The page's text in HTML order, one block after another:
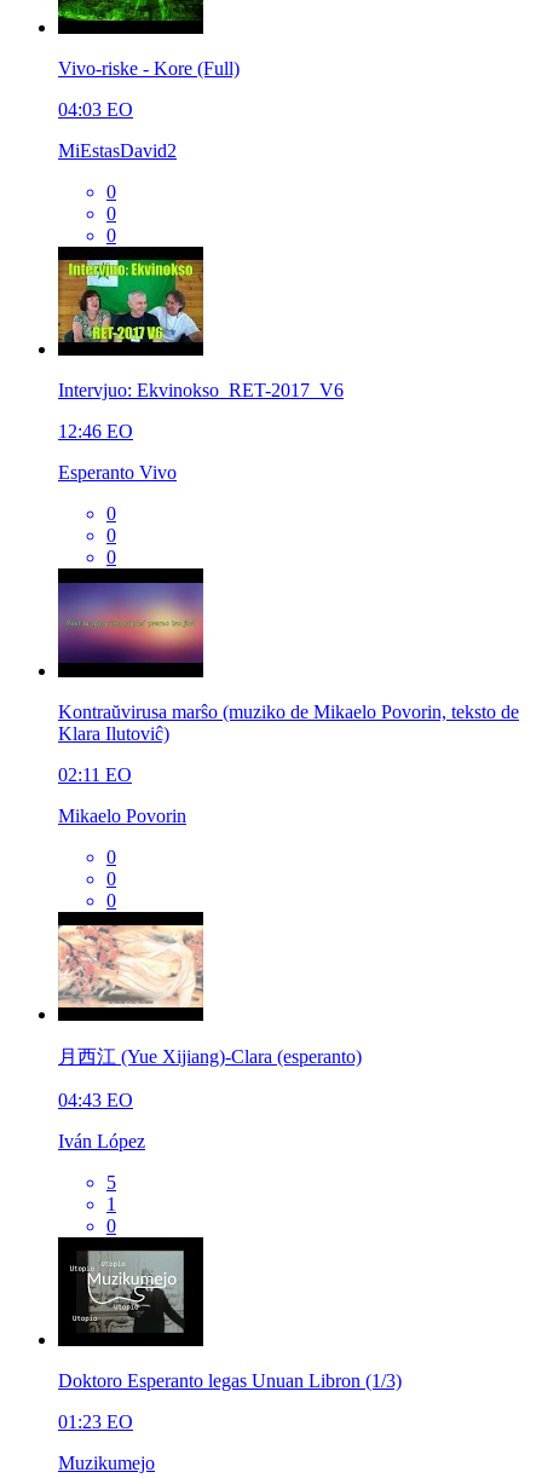
Vivo-riske - Kore (Full)
04:03 EO
MiEstasDavid2
0
0
0
Intervjuo: Ekvinokso_RET-2017_V6
12:46 EO
Esperanto Vivo
0
0
0
Kontraŭvirusa marŝo (muziko de Mikaelo Povorin, teksto de
Klara Ilutoviĉ)
02:11 EO
Mikaelo Povorin
0
0
0
月西江 (Yue Xijiang)-Clara (esperanto)
04:43 EO
Iván López
5
1
0
Doktoro Esperanto legas Unuan Libron (1/3)
01:23 EO
Muzikumejo